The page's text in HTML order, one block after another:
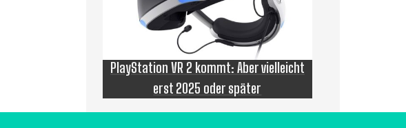
PlayStation VR 2 kommt: Aber vielleicht
erst 2025 oder später